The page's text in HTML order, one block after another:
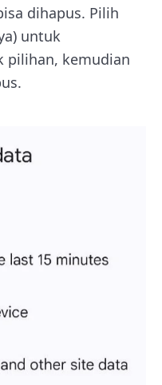
dihapus. Pilih
untuk
pilihan, kemudian